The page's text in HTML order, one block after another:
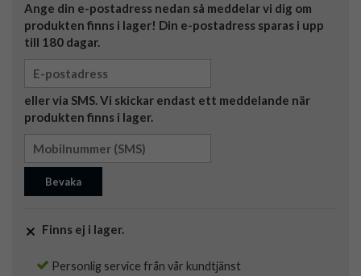
Ange din e-postadress nedan så meddelar vi dig om
produkten finns i lager! Din e-postadress sparas i upp
till 180 dagar.
eller via SMS. Vi skickar endast ett meddelande när
produkten finns i lager.
Bevaka
Finns ej i lager.
Personlig service från vår kundtjänst